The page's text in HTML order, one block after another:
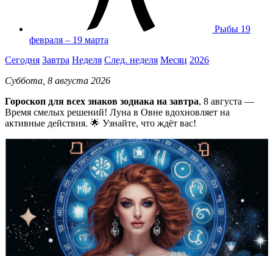
Рыбы 19
февраля – 19 марта
Сегодня Завтра Неделя След. неделя Месяц 2026
Суббота, 8 августа 2026
Гороскоп для всех знаков зодиака на завтра, 8 августа —
Время смелых решений! Луна в Овне вдохновляет на
активные действия. 🌟 Узнайте, что ждёт вас!